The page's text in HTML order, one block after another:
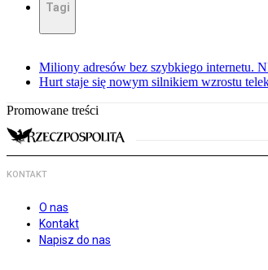
Tagi
Miliony adresów bez szybkiego internetu.
Hurt staje się nowym silnikiem wzrostu
Promowane treści
KONTAKT
O nas
Kontakt
Napisz do nas